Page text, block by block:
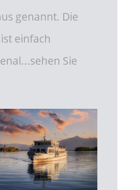
genannt. Die
einfach
Sie